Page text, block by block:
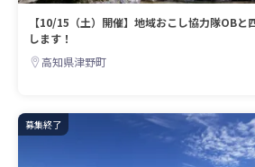
【10/15（土）開催】地域おこし協力隊OBと
します！
高知県津野町
募集終了